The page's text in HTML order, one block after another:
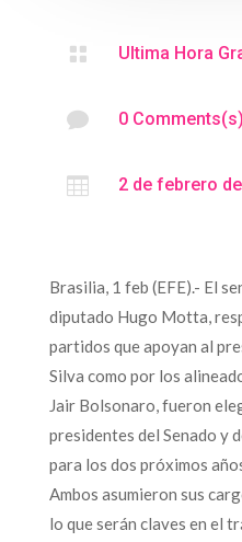
 Ultima Hora
 0 Comments(s)
 2 de febrero
Brasilia, 1 feb (EFE).- El
diputado Hugo Motta,
partidos que apoyan al
Silva como por los
Jair Bolsonaro, fueron
presidentes del Senado y
para los dos próximos
Ambos asumieron sus
lo que serán claves en el